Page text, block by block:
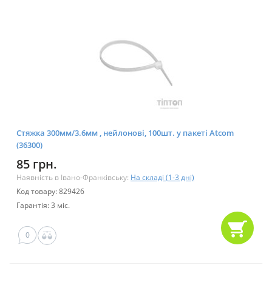
Стяжка 300мм/3.6мм , нейлонові, 100шт. у пакеті Atcom
(36300)
85 грн.
Наявність в Івано-Франківську: На складі (1-3 дні)
Код товару: 829426
Гарантія: 3 міс.
0